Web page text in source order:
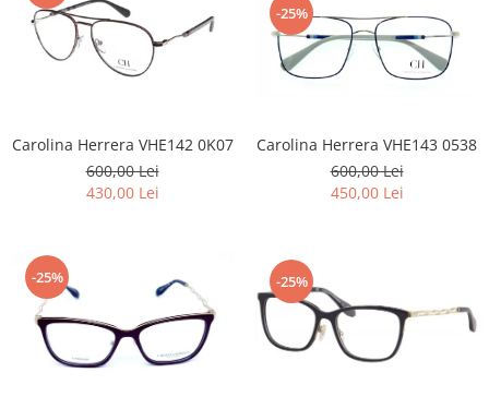
Carolina Herrera VHE142 0K07
600,00 Lei
430,00 Lei
-25%
Carolina Herrera VHE143 0538
600,00 Lei
450,00 Lei
-25% -25%